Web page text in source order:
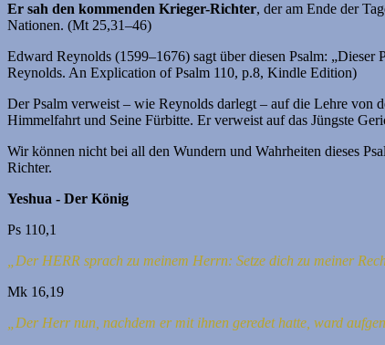
Er sah den kommenden Krieger-Richter, der am Ende der
Nationen. (Mt 25,31–46)
Edward Reynolds (1599–1676) sagt über diesen Psalm: „Dieser
Reynolds. An Explication of Psalm 110, p.8, Kindle Edition)
Der Psalm verweist – wie Reynolds darlegt – auf die Lehre von
Himmelfahrt und Seine Fürbitte. Er verweist auf das Jüngste
Wir können nicht bei all den Wundern und Wahrheiten dieses
Richter.
Yeshua - Der König
Ps 110,1
„Der HERR sprach zu meinem Herrn: Setze dich zu meiner
Mk 16,19
„Der Herr nun, nachdem er mit ihnen geredet hatte, ward